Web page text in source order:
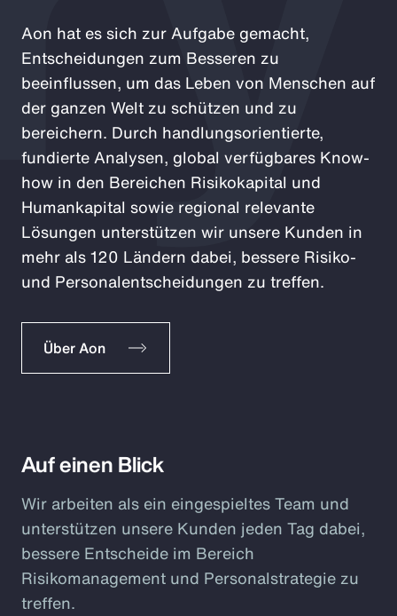
Aon hat es sich zur Aufgabe gemacht,
Entscheidungen zum Besseren zu
beeinflussen, um das Leben von Menschen auf
der ganzen Welt zu schützen und zu
bereichern. Durch handlungsorientierte,
fundierte Analysen, global verfügbares Know-
how in den Bereichen Risikokapital und
Humankapital sowie regional relevante
Lösungen unterstützen wir unsere Kunden in
mehr als 120 Ländern dabei, bessere Risiko-
und Personalentscheidungen zu treffen.
Über Aon
Auf einen Blick
Wir arbeiten als ein eingespieltes Team und
unterstützen unsere Kunden jeden Tag dabei,
bessere Entscheide im Bereich
Risikomanagement und Personalstrategie zu
treffen.